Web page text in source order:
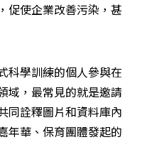
促使企業改善污染，甚
科學訓練的個人參與在
域，最常見的就是邀請
同詮釋圖片和資料庫內
年華、保育團體發起的